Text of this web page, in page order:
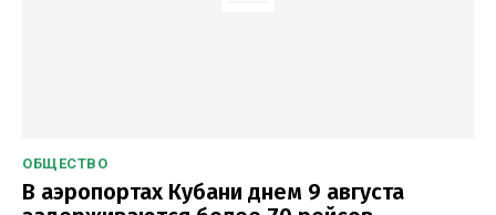
ОБЩЕСТВО
В аэропортах Кубани днем 9 августа